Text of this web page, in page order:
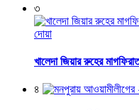
৩
খালেদা জিয়ার রুহের
৪